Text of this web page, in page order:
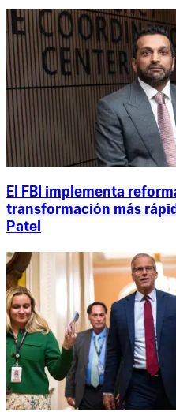
El FBI implementa
transformación más
Patel